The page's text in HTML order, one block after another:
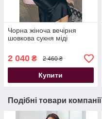
Чорна жіноча вечірня
шовкова сукня міді
2 040 ₴ 2 460 ₴
Купити
Подібні товари компанії